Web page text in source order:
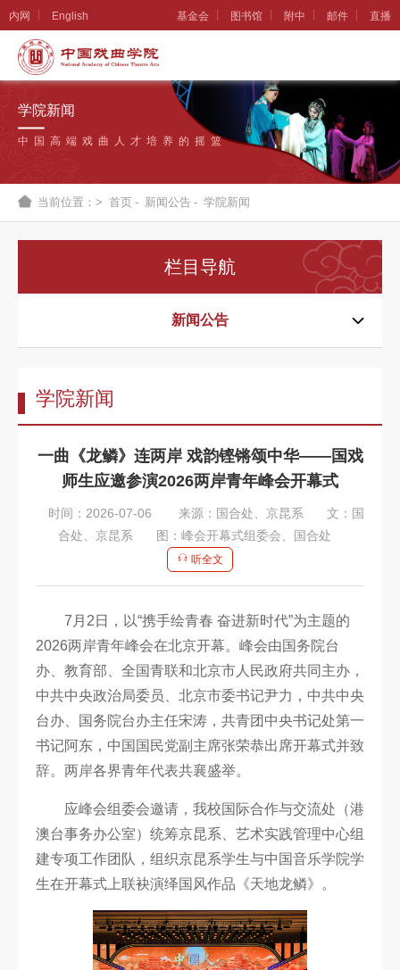
内网 English 基金会 图书馆 附中 邮件 直播
学
院
概
况
织
机
学院新闻
中国高端戏曲人才培养的摇篮
当前位置：> 首页 - 新闻公告 - 学院新闻
栏目导航
新闻公告
学院新闻
一曲《龙鳞》连两岸 戏韵铿锵颂中华——国戏
师生应邀参演2026两岸青年峰会开幕式
时间：2026-07-06 来源：国合处、京昆系
文：国
合处、京昆系
图：峰会开幕式组委会、国合处
听全文
7月2日，以“携手绘青春 奋进新时代”为主题的
2026两岸青年峰会在北京开幕。峰会由国务院台
办、教育部、全国青联和北京市人民政府共同主办，
中共中央政治局委员、北京市委书记尹力，中共中央
台办、国务院台办主任宋涛，共青团中央书记处第一
书记阿东，中国国民党副主席张荣恭出席开幕式并致
辞。两岸各界青年代表共襄盛举。
应峰会组委会邀请，我校国际合作与交流处（港
澳台事务办公室）统筹京昆系、艺术实践管理中心组
建专项工作团队，组织京昆系学生与中国音乐学院学
生在开幕式上联袂演绎国风作品《天地龙鳞》。